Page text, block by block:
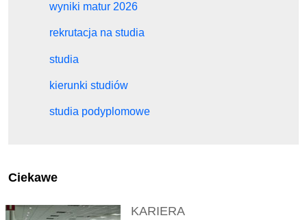
wyniki matur 2026
rekrutacja na studia
studia
kierunki studiów
studia podyplomowe
Ciekawe
KARIERA